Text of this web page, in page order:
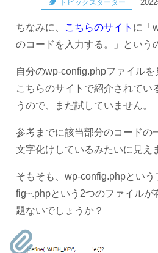
トピックスターター
ちなみに、 こちらのサイト に「
のコードを入力する。」という
自分のwp-config.phpファイルを
こちらのサイトで紹介されてい
うので、まだ試していません。
参考までに該当部分のコードの
文字化けしているみたいに見え
そもそも、wp-config.phpとい
fig~.phpという2つのファイルが
題ないでしょうか？